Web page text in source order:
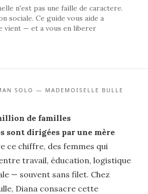
n'est pas une faille de caractere.
sociale. Ce guide vous aide a
vient — et a vous en liberer
SOLO — MADEMOISELLE BULLE
de familles
sont dirigées par une mère
ce chiffre, des femmes qui
travail, éducation, logistique
— souvent sans filet. Chez
Diana consacre cette